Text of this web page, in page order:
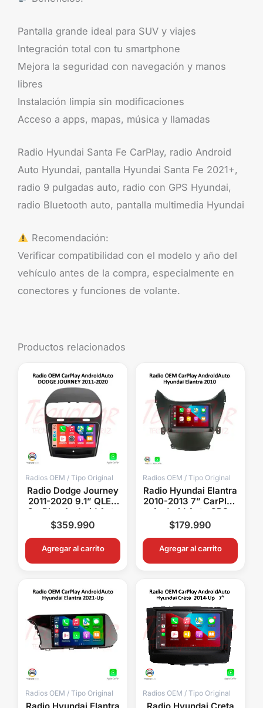
Pantalla grande ideal para SUV y viajes
Integración total con tu smartphone
Mejora la seguridad con navegación y manos
libres
Instalación limpia sin modificaciones
Acceso a apps, mapas, música y llamadas
Radio Hyundai Santa Fe CarPlay, radio Android
Auto Hyundai, pantalla Hyundai Santa Fe 2021+,
radio 9 pulgadas auto, radio con GPS Hyundai,
radio Bluetooth auto, pantalla multimedia Hyundai
Recomendación:
Verificar compatibilidad con el modelo y año del
vehículo antes de la compra, especialmente en
conectores y funciones de volante.
Productos relacionados
Radios OEM / Tipo Original
Radio Dodge Journey
2011-2020 9.1” QLED
CarPlay Android Auto
GPS Bluetooth
Android 15 OEM
$359.990
Agregar al carrito
Radios OEM / Tipo Original
Radio Hyundai Elantra
2010-2013 7” CarPlay
Android Auto GPS
Bluetooth Android 15
OEM
$179.990
Agregar al carrito
Radios OEM / Tipo Original Radios OEM / Tipo Original